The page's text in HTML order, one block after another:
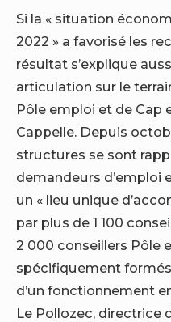
Si la « situation
2022 » a favorisé les
résultat s’explique
articulation sur le
Pôle emploi et de Cap
Cappelle. Depuis
structures se sont
demandeurs d’emploi
un « lieu unique
par plus de 1 100
2 000 conseillers Pôle
spécifiquement formés
d’un fonctionnement
Le Pollozec, directrice